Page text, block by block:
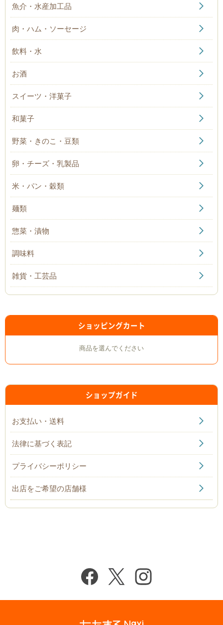
魚介・水産加工品
肉・ハム・ソーセージ
飲料・水
お酒
スイーツ・洋菓子
和菓子
野菜・きのこ・豆類
卵・チーズ・乳製品
米・パン・穀類
麺類
惣菜・漬物
調味料
雑貨・工芸品
ショッピングカート
商品を選んでください
ショップガイド
お支払い・送料
法律に基づく表記
プライバシーポリシー
出店をご希望の店舗様